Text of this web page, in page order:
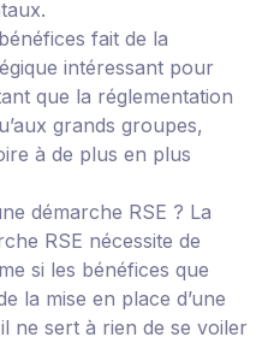
fait de la
intéressant pour
que la réglementation
grands groupes,
à de plus en plus
démarche RSE ? La
RSE nécessite de
si les bénéfices que
la mise en place d’une
ne sert à rien de se voiler